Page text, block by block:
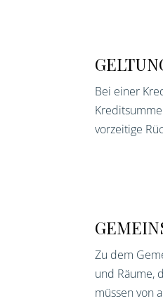
Bei einer
vorzeitige
Zu dem
und Räume,
müssen von